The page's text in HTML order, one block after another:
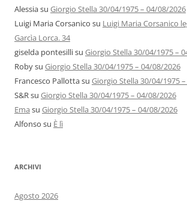
Alessiasu Giorgio Stella 30/04/1975 – 04/08/2026
Luigi Maria Corsanico su Luigi Maria Corsanico
Garcìa Lorca. 34
giselda pontesillisu Giorgio Stella 30/04/1975 –
Robysu Giorgio Stella 30/04/1975 – 04/08/2026
Francesco Pallottasu Giorgio Stella 30/04/1975
S&Rsu Giorgio Stella 30/04/1975 – 04/08/2026
Ema su Giorgio Stella 30/04/1975 – 04/08/2026
Alfonso su È lì
ARCHIVI
Agosto 2026